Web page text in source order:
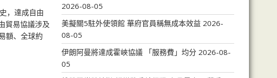
，達成自由
貿易協議涉及
額、全球約
2026-08-05
美擬關5駐外使領館 華府官員稱無成本效益 2026-
08-05
伊朗阿曼將達成霍峽協議 「服務費」均分 2026-08-
05